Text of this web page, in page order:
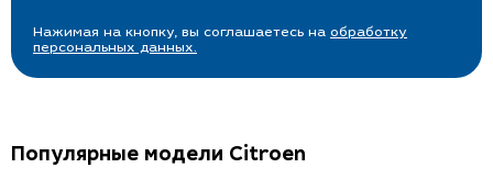
Нажимая на кнопку, вы соглашаетесь на обработку
персональных данных.
Популярные модели Citroen